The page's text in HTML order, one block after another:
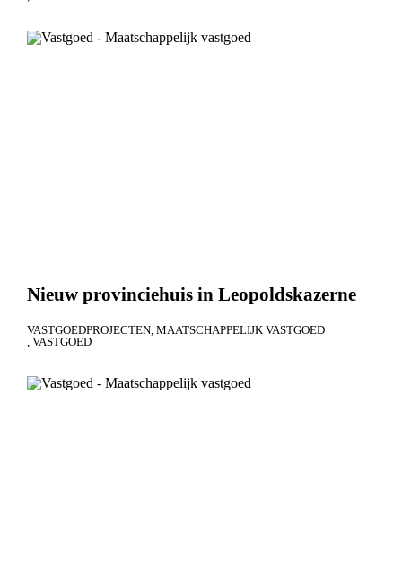
Nieuw provinciehuis in Leopoldskazerne
VASTGOEDPROJECTEN MAATSCHAPPELIJK VASTGOED
VASTGOED